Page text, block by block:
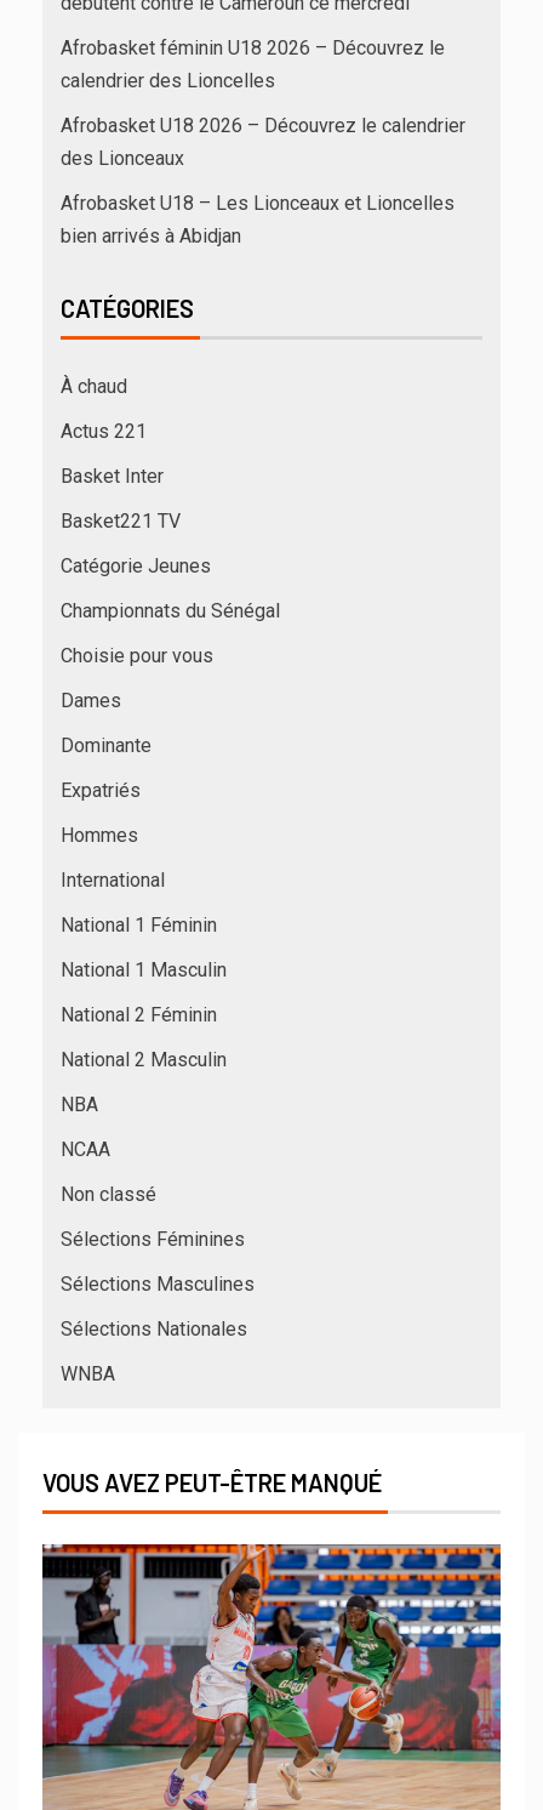
Afrobasket féminin U18 2026 – Découvrez le
calendrier des Lioncelles
Afrobasket U18 2026 – Découvrez le calendrier
des Lionceaux
Afrobasket U18 – Les Lionceaux et Lioncelles
bien arrivés à Abidjan
CATÉGORIES
À chaud
Actus 221
Basket Inter
Basket221 TV
Catégorie Jeunes
Championnats du Sénégal
Choisie pour vous
Dames
Dominante
Expatriés
Hommes
International
National 1 Féminin
National 1 Masculin
National 2 Féminin
National 2 Masculin
NBA
NCAA
Non classé
Sélections Féminines
Sélections Masculines
Sélections Nationales
WNBA
VOUS AVEZ PEUT-ÊTRE MANQUÉ